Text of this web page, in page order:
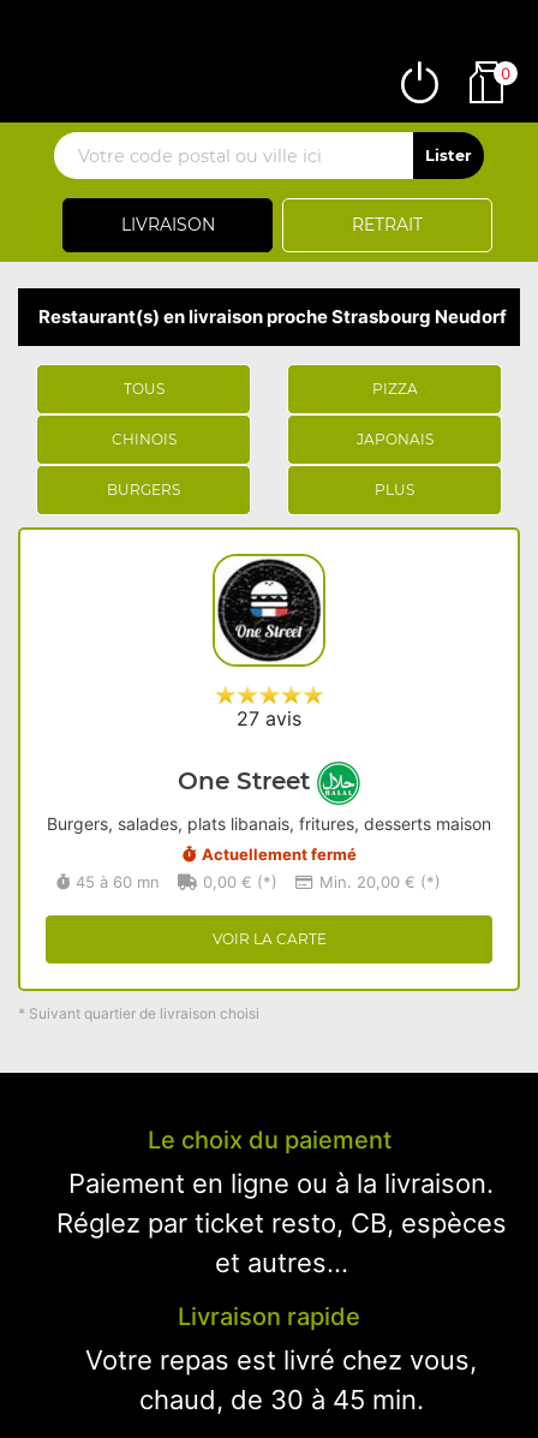
LIVRAISON RETRAIT
0
Restaurant(s) en livraison proche Strasbourg Neudorf
TOUS PIZZA
CHINOIS JAPONAIS
BURGERS PLUS
27 avis
One Street
Burgers, salades, plats libanais, fritures, desserts maison
Actuellement fermé
45 à 60 mn
0,00 € (*) Min. 20,00 € (*)
VOIR LA CARTE
* Suivant quartier de livraison choisi
Le choix du paiement
Paiement en ligne ou à la livraison.
Réglez par ticket resto, CB, espèces
et autres...
Livraison rapide
Votre repas est livré chez vous,
chaud, de 30 à 45 min.